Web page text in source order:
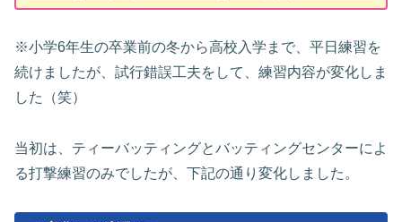
※小学6年生の卒業前の冬から高校入学まで、平日練習を
続けましたが、試行錯誤工夫をして、練習内容が変化しま
した（笑）
当初は、ティーバッティングとバッティングセンターによ
る打撃練習のみでしたが、下記の通り変化しました。